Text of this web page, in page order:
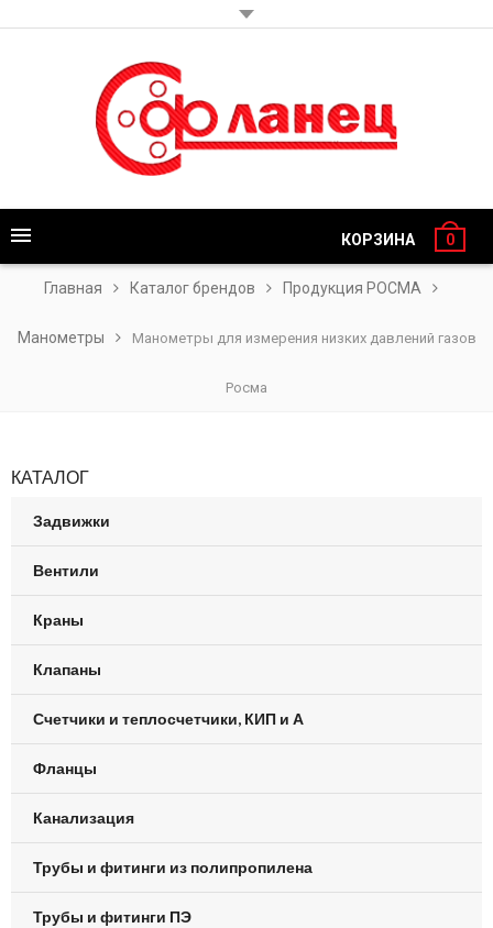
КОРЗИНА 0
Главная Каталог брендов Продукция РОСМА
Манометры Манометры для измерения низких давлений газов
Росма
КАТАЛОГ
Задвижки
Вентили
Краны
Клапаны
Счетчики и теплосчетчики, КИП и А
Фланцы
Канализация
Трубы и фитинги из полипропилена
Трубы и фитинги ПЭ